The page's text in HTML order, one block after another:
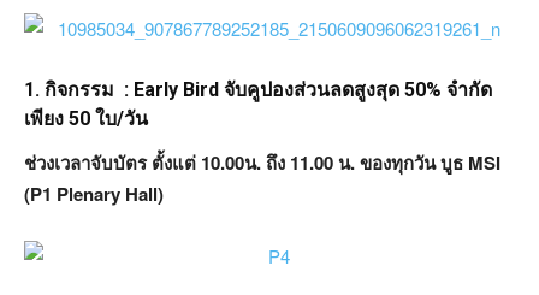
1. กิจกรรม : Early Bird จับคูปองส่วนลดสูงสุด 50% จำกัด
เพียง 50 ใบ/วัน
ช่วงเวลาจับบัตร ตั้งแต่ 10.00น. ถึง 11.00 น. ของทุกวัน บูธ MSI
(P1 Plenary Hall)